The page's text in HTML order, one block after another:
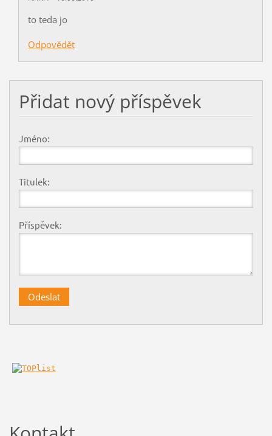
to teda jo
Odpovědět
Přidat nový příspěvek
Jméno:
Titulek:
Příspěvek: